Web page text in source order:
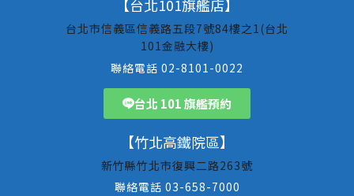
【台北101旗艦店】
台北市信義區信義路五段7號84樓之1(台北
101金融大樓)
聯絡電話 02-8101-0022
台北 101 旗艦預約
【竹北高鐵院區】
新竹縣竹北市復興二路263號
聯絡電話 03-658-7000